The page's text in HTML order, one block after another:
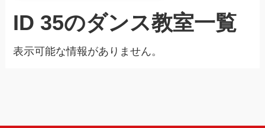
ID 35のダンス教室一覧
表示可能な情報がありません。